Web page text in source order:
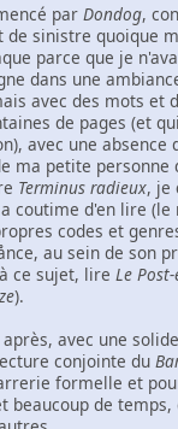
par Dondog,
de sinistre quoique
parce que je
dans une
avec des mots et
de pages (et
avec une absence
ma petite personne
Terminus radieux, je
coutime d'en lire (le
codes et
au sein de son
ce sujet, lire Le
).
avec une
conjointe du
formelle et
beaucoup de temps,